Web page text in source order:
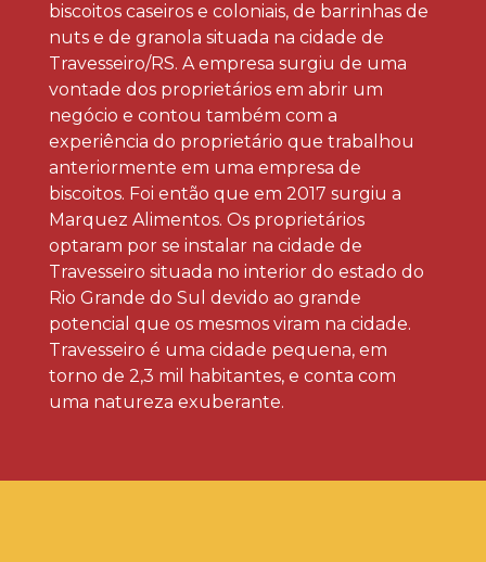
biscoitos caseiros e coloniais, de barrinhas de
nuts e de granola situada na cidade de
Travesseiro/RS. A empresa surgiu de uma
vontade dos proprietários em abrir um
negócio e contou também com a
experiência do proprietário que trabalhou
anteriormente em uma empresa de
biscoitos. Foi então que em 2017 surgiu a
Marquez Alimentos. Os proprietários
optaram por se instalar na cidade de
Travesseiro situada no interior do estado do
Rio Grande do Sul devido ao grande
potencial que os mesmos viram na cidade.
Travesseiro é uma cidade pequena, em
torno de 2,3 mil habitantes, e conta com
uma natureza exuberante.